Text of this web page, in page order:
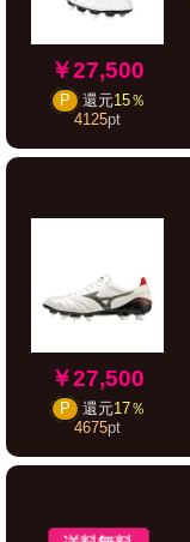
￥27,500
P 還元15％
4125pt
￥27,500
P 還元17％
4675pt